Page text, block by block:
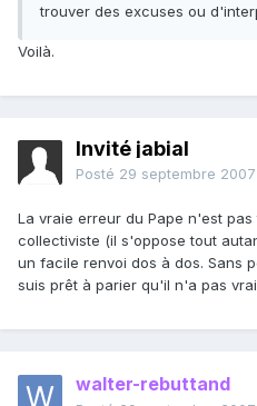
trouver des excuses ou
Voilà.
Invité jabial
Posté 29 septembre 2007
La vraie erreur du Pape n'est
collectiviste (il s'oppose tout
un facile renvoi dos à dos. Sans
suis prêt à parier qu'il n'a pas
walter-rebuttand